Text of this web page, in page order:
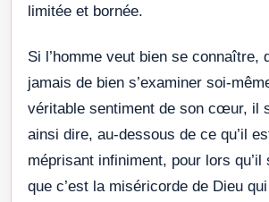
limitée et bornée.
Si l’homme veut bien se connaître,
jamais de bien s’examiner soi-
véritable sentiment de son cœur, il
ainsi dire, au-dessous de ce qu’il
méprisant infiniment, pour lors qu’il
que c’est la miséricorde de Dieu